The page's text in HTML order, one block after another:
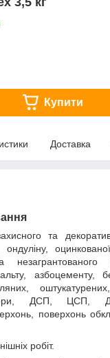
Купити
Доставка
та
азбоцементу,
ДСП, ЦСП,
поверхонь
робіт.